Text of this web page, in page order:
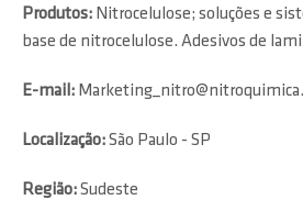
Produtos: Nitrocelulose; soluções e
base de nitrocelulose. Adesivos de
E-mail:
Localização:São Paulo - SP
Região:Sudeste